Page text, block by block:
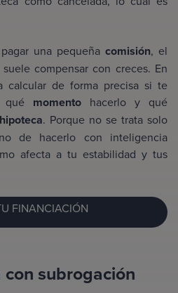
una pequeña comisión, el
compensar con creces. En
calcular de forma precisa si te
qué momento hacerlo y qué
hipoteca. Porque no se trata solo
de hacerlo con inteligencia
afecta a tu estabilidad y tus
FINANCIACIÓN
subrogación